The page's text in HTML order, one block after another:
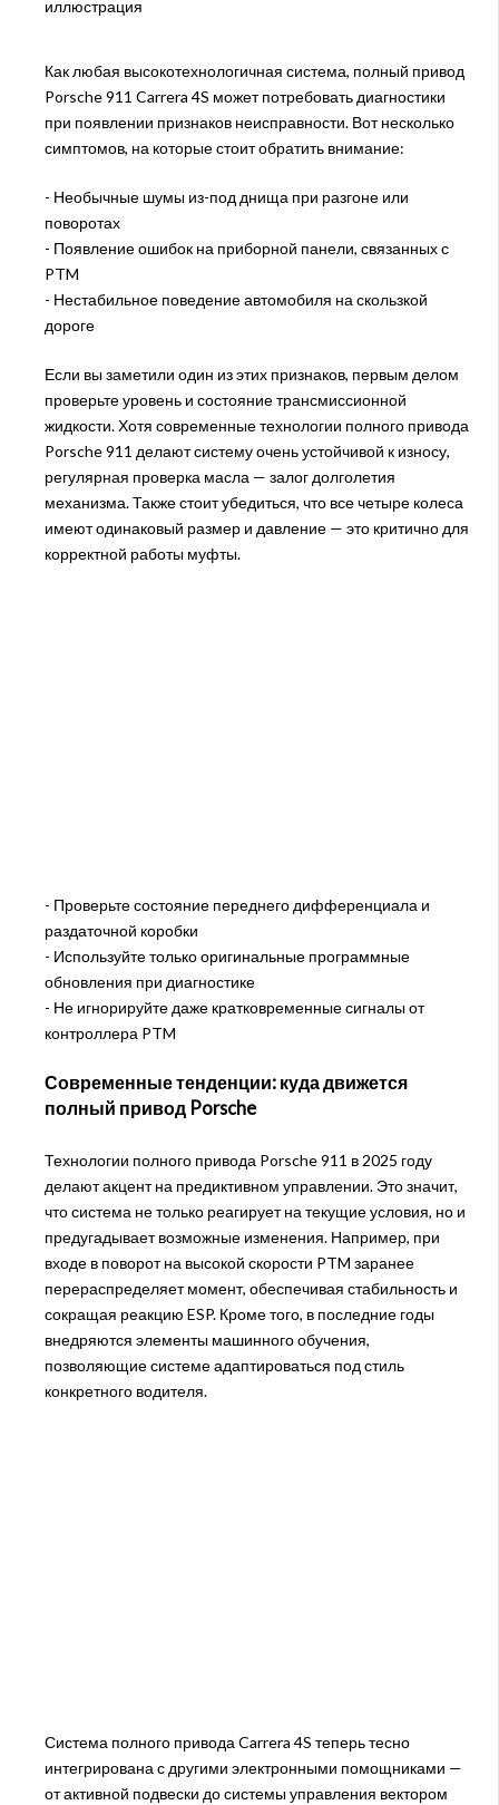
Как любая высокотехнологичная система, полный привод
Porsche 911 Carrera 4S может потребовать диагностики
при появлении признаков неисправности. Вот несколько
симптомов, на которые стоит обратить внимание:
- Необычные шумы из-под днища при разгоне или
поворотах
- Появление ошибок на приборной панели, связанных с
PTM
- Нестабильное поведение автомобиля на скользкой
дороге
Если вы заметили один из этих признаков, первым делом
проверьте уровень и состояние трансмиссионной
жидкости. Хотя современные технологии полного привода
Porsche 911 делают систему очень устойчивой к износу,
регулярная проверка масла — залог долголетия
механизма. Также стоит убедиться, что все четыре колеса
имеют одинаковый размер и давление — это критично для
корректной работы муфты.
- Проверьте состояние переднего дифференциала и
раздаточной коробки
- Используйте только оригинальные программные
обновления при диагностике
- Не игнорируйте даже кратковременные сигналы от
контроллера PTM
Современные тенденции: куда движется
полный привод Porsche
Технологии полного привода Porsche 911 в 2025 году
делают акцент на предиктивном управлении. Это значит,
что система не только реагирует на текущие условия, но и
предугадывает возможные изменения. Например, при
входе в поворот на высокой скорости PTM заранее
перераспределяет момент, обеспечивая стабильность и
сокращая реакцию ESP. Кроме того, в последние годы
внедряются элементы машинного обучения,
позволяющие системе адаптироваться под стиль
конкретного водителя.
Система полного привода Carrera 4S теперь тесно
интегрирована с другими электронными помощниками —
от активной подвески до системы управления вектором